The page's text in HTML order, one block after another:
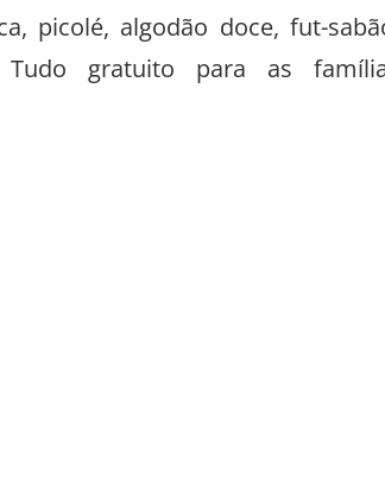
picolé, algodão doce, fut-
Tudo gratuito para as